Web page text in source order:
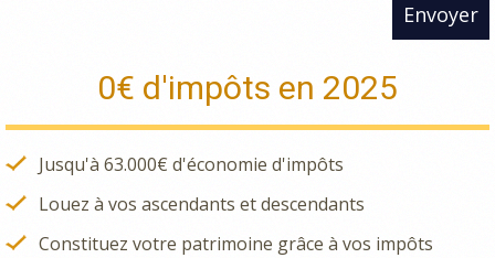
Envoyer
0€ d'impôts en 2025
Jusqu'à 63.000€ d'économie d'impôts
Louez à vos ascendants et descendants
Constituez votre patrimoine grâce à vos impôts